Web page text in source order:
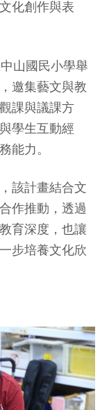
化創作與表
山國民小學舉
邀集藝文與教
課與議課方
學生互動經
能力。
該計畫結合文
作推動，透過
育深度，也讓
步培養文化欣